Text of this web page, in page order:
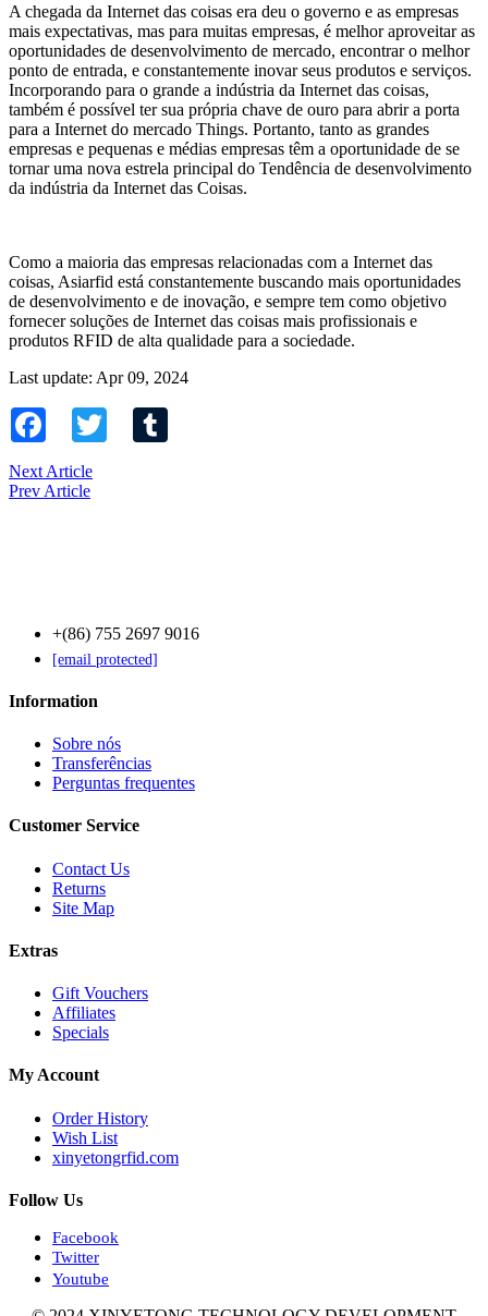
A chegada da Internet das coisas era deu o governo e as empresas
mais expectativas, mas para muitas empresas, é melhor aproveitar as
oportunidades de desenvolvimento de mercado, encontrar o melhor
ponto de entrada, e constantemente inovar seus produtos e serviços.
Incorporando para o grande a indústria da Internet das coisas,
também é possível ter sua própria chave de ouro para abrir a porta
para a Internet do mercado Things. Portanto, tanto as grandes
empresas e pequenas e médias empresas têm a oportunidade de se
tornar uma nova estrela principal do Tendência de desenvolvimento
da indústria da Internet das Coisas.
Como a maioria das empresas relacionadas com a Internet das
coisas, Asiarfid está constantemente buscando mais oportunidades
de desenvolvimento e de inovação, e sempre tem como objetivo
fornecer soluções de Internet das coisas mais profissionais e
produtos RFID de alta qualidade para a sociedade.
Last update: Apr 09, 2024
Facebook Twitter
Next Article
Prev Article
+(86) 755 2697 9016
[email protected]
Information
Sobre nós
Transferências
Perguntas frequentes
Customer Service
Contact Us
Returns
Site Map
Extras
Gift Vouchers
Affiliates
Specials
My Account
Order History
Wish List
xinyetongrfid.com
Follow Us
Facebook
Twitter
Youtube